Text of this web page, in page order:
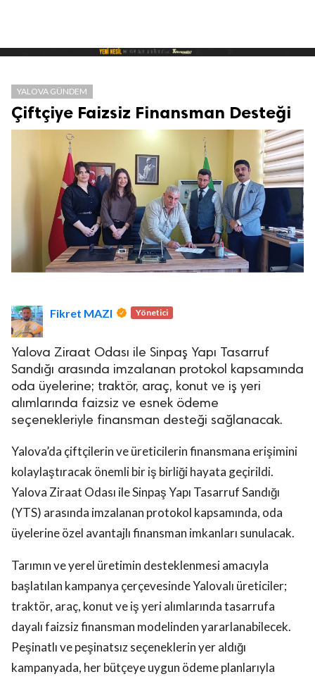
Asayiş
YALOVA GÜNDEM
Çiftçiye Faizsiz Finansman Desteği
Fikret MAZI Yönetici
Yalova Ziraat Odası ile Sinpaş Yapı Tasarruf
Sandığı arasında imzalanan protokol kapsamında
oda üyelerine; traktör, araç, konut ve iş yeri
alımlarında faizsiz ve esnek ödeme
seçenekleriyle finansman desteği sağlanacak.
Yalova’da çiftçilerin ve üreticilerin finansmana erişimini
kolaylaştıracak önemli bir iş birliği hayata geçirildi.
Yalova Ziraat Odası ile Sinpaş Yapı Tasarruf Sandığı
(YTS) arasında imzalanan protokol kapsamında, oda
üyelerine özel avantajlı finansman imkanları sunulacak.
Tarımın ve yerel üretimin desteklenmesi amacıyla
başlatılan kampanya çerçevesinde Yalovalı üreticiler;
traktör, araç, konut ve iş yeri alımlarında tasarrufa
dayalı faizsiz finansman modelinden yararlanabilecek.
Peşinatlı ve peşinatsız seçeneklerin yer aldığı
kampanyada, her bütçeye uygun ödeme planlarıyla